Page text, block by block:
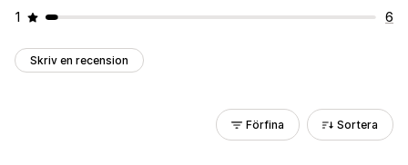
1
6
Skriv en recension
Förfina Sortera